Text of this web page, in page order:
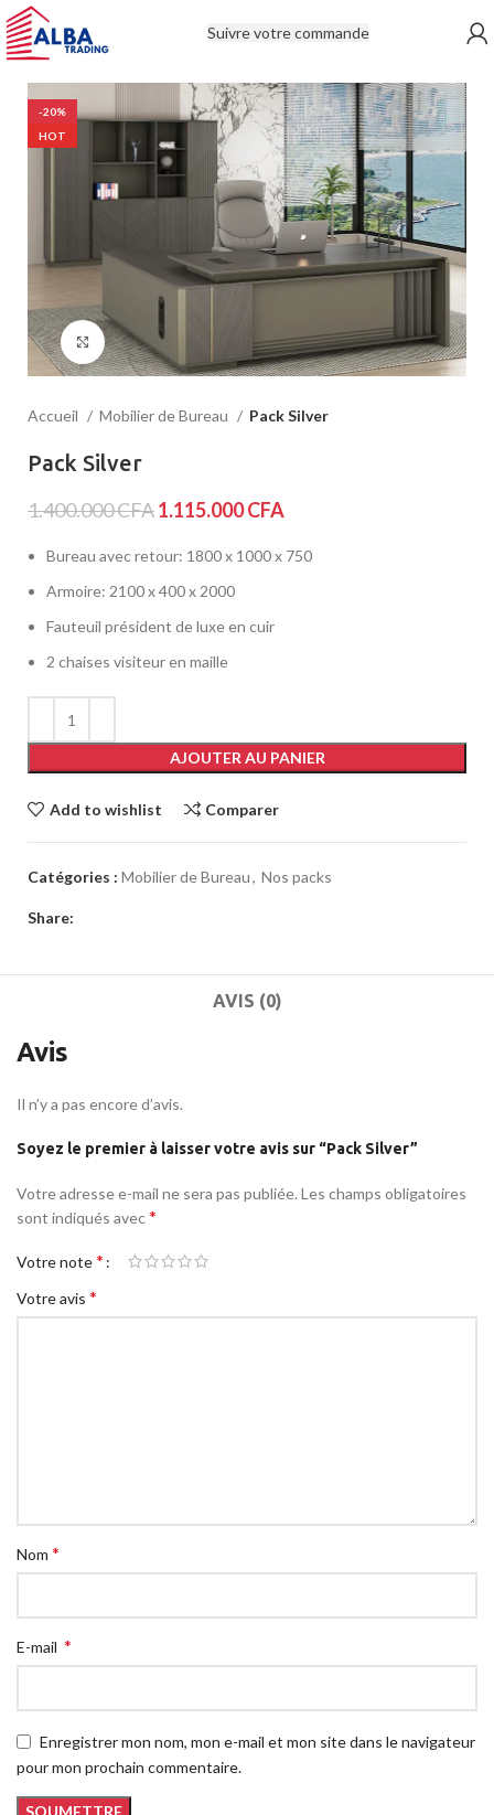
Suivre votre commande
-20%
HOT
Click to enlarge
Accueil Mobilier de Bureau Pack Silver
Pack Silver
1.400.000CFA1.115.000CFA
Bureau avec retour: 1800 x 1000 x 750
Armoire: 2100 x 400 x 2000
Fauteuil président de luxe en cuir
2 chaises visiteur en maille
AJOUTER AU PANIER
Add to wishlist Comparer
Catégories : Mobilier de Bureau, Nos packs
Share:
AVIS (0)
Avis
Il n’y a pas encore d’avis.
Soyez le premier à laisser votre avis sur “Pack Silver”
Votre adresse e-mail ne sera pas publiée. Les champs obligatoires
sont indiqués avec*
Votre note*
Votre avis*
Nom*
E-mail*
Enregistrer mon nom, mon e-mail et mon site dans le navigateur
pour mon prochain commentaire.